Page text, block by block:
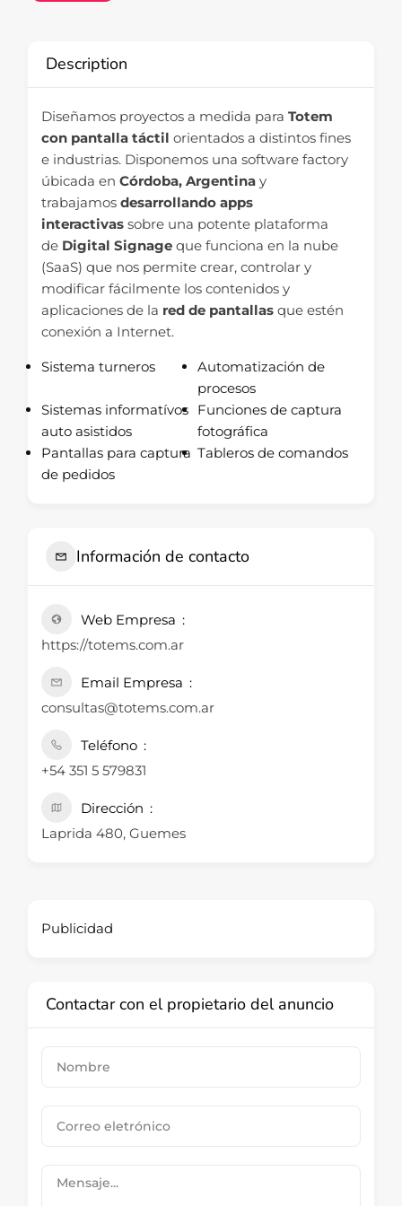
Description
Diseñamos proyectos a medida para Totem
con pantalla táctil orientados a distintos fines
e industrias. Disponemos una software factory
úbicada en Córdoba, Argentina y
trabajamos desarrollando apps
interactivas sobre una potente plataforma
de Digital Signage que funciona en la nube
(SaaS) que nos permite crear, controlar y
modificar fácilmente los contenidos y
aplicaciones de la red de pantallas que estén
conexión a Internet.
Sistema turneros
Automatización de
procesos
Sistemas informatívos
auto asistidos
Funciones de captura
fotográfica
Pantallas para captura
de pedidos
Tableros de comandos
Información de contacto
Web Empresa
https://totems.com.ar
Email Empresa
consultas@totems.com.ar
Teléfono
+54 351 5 579831
Dirección
Laprida 480, Guemes
Publicidad
Contactar con el propietario del anuncio